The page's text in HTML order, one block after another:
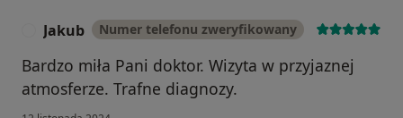
Jakub Numer telefonu zweryfikowany
Bardzo miła Pani doktor. Wizyta w przyjaznej
atmosferze. Trafne diagnozy.